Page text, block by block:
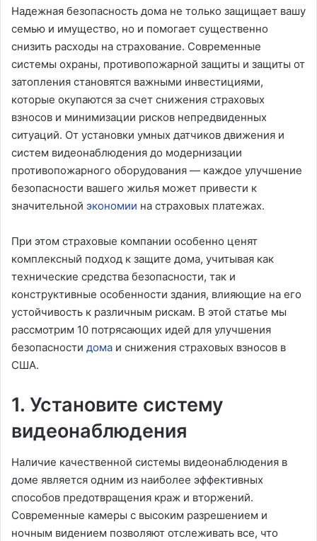
Надежная безопасность дома не только защищает вашу
семью и имущество, но и помогает существенно
снизить расходы на страхование. Современные
системы охраны, противопожарной защиты и защиты от
затопления становятся важными инвестициями,
которые окупаются за счет снижения страховых
взносов и минимизации рисков непредвиденных
ситуаций. От установки умных датчиков движения и
систем видеонаблюдения до модернизации
противопожарного оборудования — каждое улучшение
безопасности вашего жилья может привести к
значительной экономии на страховых платежах.
При этом страховые компании особенно ценят
комплексный подход к защите дома, учитывая как
технические средства безопасности, так и
конструктивные особенности здания, влияющие на его
устойчивость к различным рискам. В этой статье мы
рассмотрим 10 потрясающих идей для улучшения
безопасности дома и снижения страховых взносов в
США.
1. Установите систему
видеонаблюдения
Наличие качественной системы видеонаблюдения в
доме является одним из наиболее эффективных
способов предотвращения краж и вторжений.
Современные камеры с высоким разрешением и
ночным видением позволяют отслеживать все, что